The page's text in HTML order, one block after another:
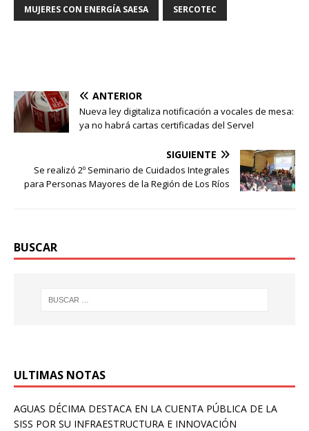
MUJERES CON ENERGÍA SAESA SERCOTEC
ANTERIOR
Nueva ley digitaliza notificación a vocales de mesa:
ya no habrá cartas certificadas del Servel
SIGUIENTE
Se realizó 2º Seminario de Cuidados Integrales
para Personas Mayores de la Región de Los Ríos
BUSCAR
ULTIMAS NOTAS
AGUAS DÉCIMA DESTACA EN LA CUENTA PÚBLICA DE LA
SISS POR SU INFRAESTRUCTURA E INNOVACIÓN